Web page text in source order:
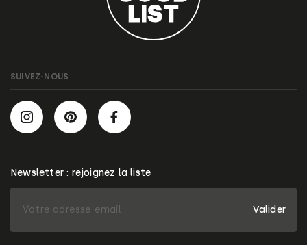
SUIVEZ-NOUS
Newsletter : rejoignez la liste
Valider